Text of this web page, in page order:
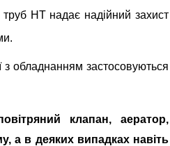
HT надає надійний захист
з обладнанням застосовуються
клапан, аератор,
а в деяких випадках навіть